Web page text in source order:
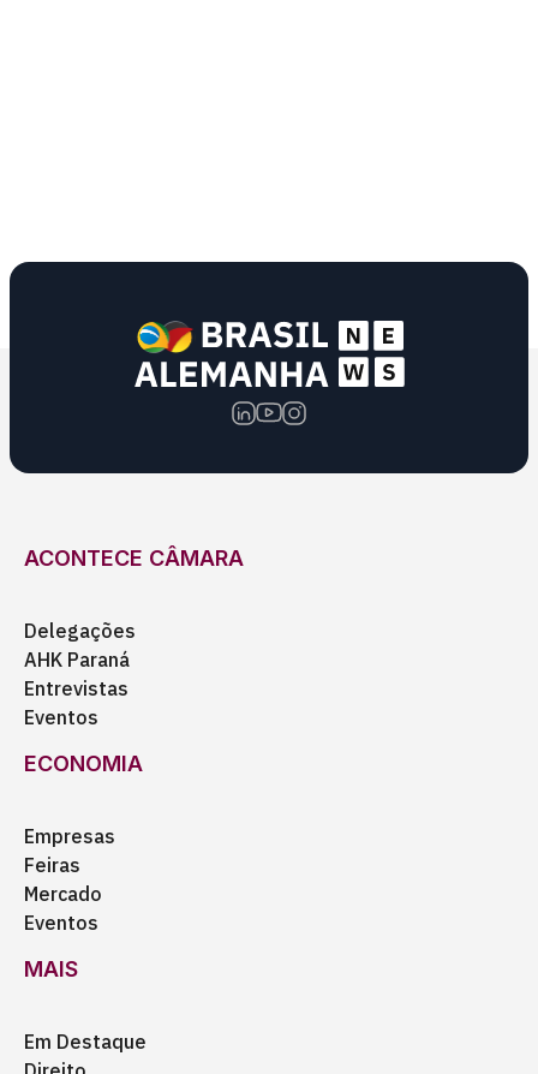
ACONTECE CÂMARA
Delegações
AHK Paraná
Entrevistas
Eventos
ECONOMIA
Empresas
Feiras
Mercado
Eventos
MAIS
Em Destaque